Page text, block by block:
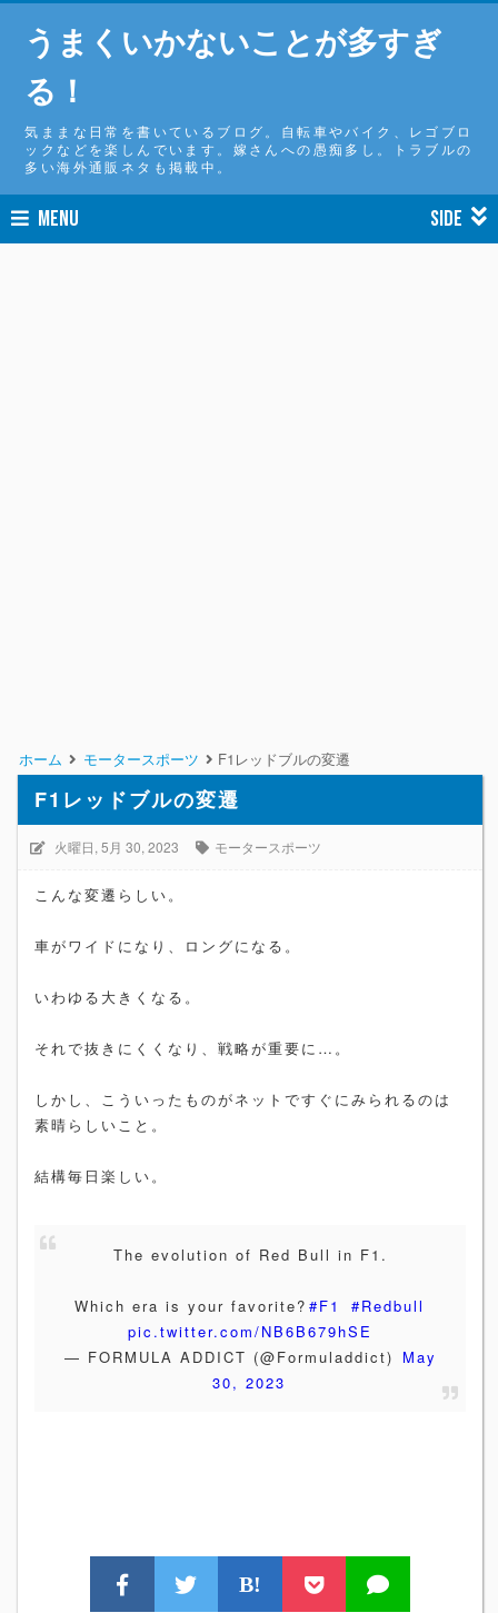
うまくいかないことが多すぎ
る！
気ままな日常を書いているブログ。自転車やバイク、レゴブロ
ックなどを楽しんでいます。嫁さんへの愚痴多し。トラブルの
多い海外通販ネタも掲載中。
MENU SIDE
ホーム モータースポーツ F1レッドブルの変遷
F1レッドブルの変遷
火曜日, 5月 30, 2023 モータースポーツ
こんな変遷らしい。
車がワイドになり、ロングになる。
いわゆる大きくなる。
それで抜きにくくなり、戦略が重要に…。
しかし、こういったものがネットですぐにみられるのは
素晴らしいこと。
結構毎日楽しい。
The evolution of Red Bull in F1.
Which era is your favorite? #F1
#Redbull
pic.twitter.com/NB6B679hSE
— FORMULA ADDICT (@Formuladdict) May
30, 2023
B!